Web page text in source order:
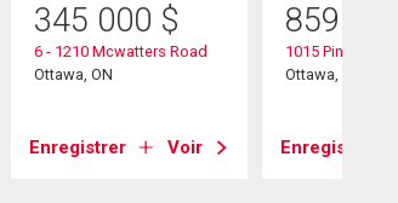
345 000 $
6 - 1210 Mcwatters Road
Ottawa, ON
Enregistrer Voir
859 900
1015 Pinecrest
Ottawa, ON
Enregistrer